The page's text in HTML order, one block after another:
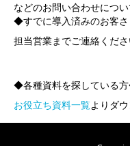
などのお問い合わせについ
◆すでに導入済みのお客
担当営業までご連絡くださ
◆各種資料を探している
お役立ち資料一覧よりダ